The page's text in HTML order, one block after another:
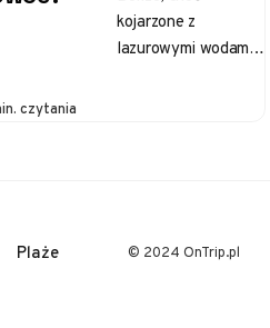
kojarzone z
lazurowymi wodami i
czytania
Plaże © 2024 OnTrip.pl